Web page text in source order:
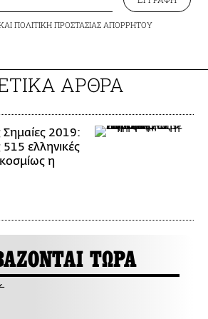
ΠΟΛΙΤΙΚΗ ΠΡΟΣΤΑΣΙΑΣ ΑΠΟΡΡΗΤΟΥ
ΑΡΘΡΑ
Σημαίες 2019:
ελληνικές
η
ΤΩΡΑ